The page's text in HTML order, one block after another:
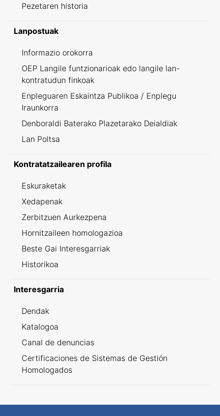
Pezetaren historia
Lanpostuak
Informazio orokorra
OEP Langile funtzionarioak edo langile lan-
kontratudun finkoak
Enpleguaren Eskaintza Publikoa / Enplegu
Iraunkorra
Denboraldi Baterako Plazetarako Deialdiak
Lan Poltsa
Kontratatzailearen profila
Eskuraketak
Xedapenak
Zerbitzuen Aurkezpena
Hornitzaileen homologazioa
Beste Gai Interesgarriak
Historikoa
Interesgarria
Dendak
Katalogoa
Canal de denuncias
Certificaciones de Sistemas de Gestión
Homologados